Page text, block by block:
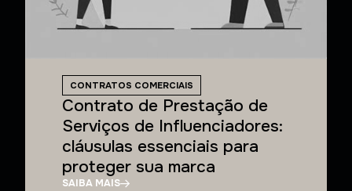
CONTRATOS COMERCIAIS
Contrato de Prestação de
Serviços de Influenciadores:
cláusulas essenciais para
proteger sua marca
SAIBA MAIS